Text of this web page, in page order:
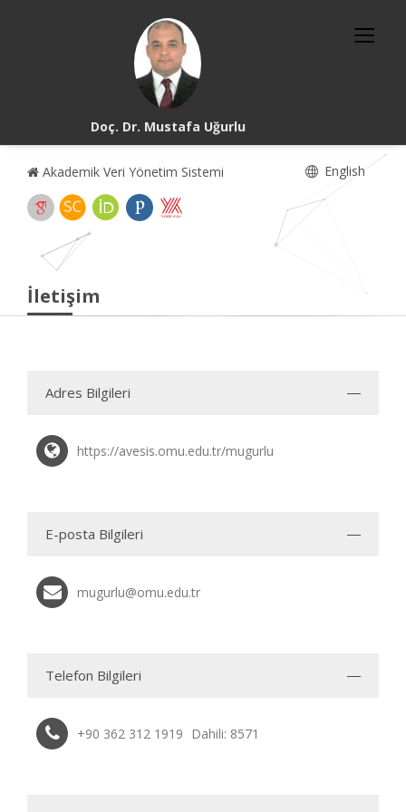
Doç. Dr. Mustafa Uğurlu
Akademik Veri Yönetim Sistemi English
İletişim
Adres Bilgileri
https://avesis.omu.edu.tr/mugurlu
E-posta Bilgileri
mugurlu@omu.edu.tr
Telefon Bilgileri
+90 362 312 1919 Dahili: 8571